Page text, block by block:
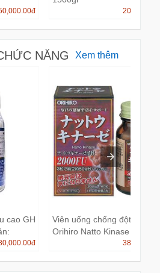
đ 200,000.00
NĂNG Xem thêm
cao GH
đ
Viên uống chống đột quỵ
Orihiro Natto Kinase 2000f...
385,000.00